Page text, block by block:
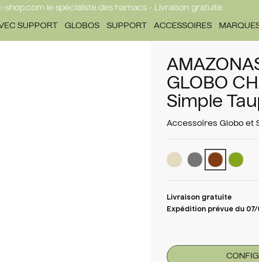
shop.com le spécialiste des hamacs - Livraison gratuite
SUPPORT GLOBOS SUPPORT ACCESSOIRES
GLOBO
Simple
Accessoires Globo et
Livraison gratuite
Expédition prévue du 07/